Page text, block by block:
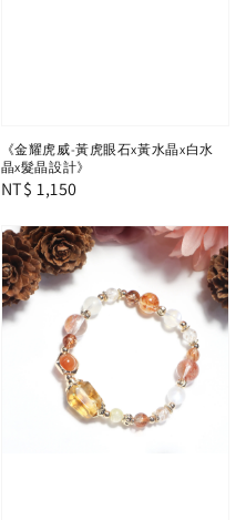
《金耀虎威-黃虎眼石x黃水晶x白水
晶x髮晶設計》
Regular
NT$ 1,150